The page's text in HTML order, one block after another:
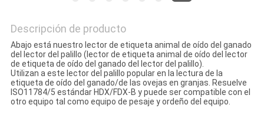
Descripción de producto
Abajo está nuestro lector de etiqueta animal de oído del ganado
del lector del palillo (lector de etiqueta animal de oído del lector
de etiqueta de oído del ganado del lector del palillo).
Utilizan a este lector del palillo popular en la lectura de la
etiqueta de oído del ganado/de las ovejas en granjas. Resuelve
ISO11784/5 estándar HDX/FDX-B y puede ser compatible con el
otro equipo tal como equipo de pesaje y ordeño del equipo.